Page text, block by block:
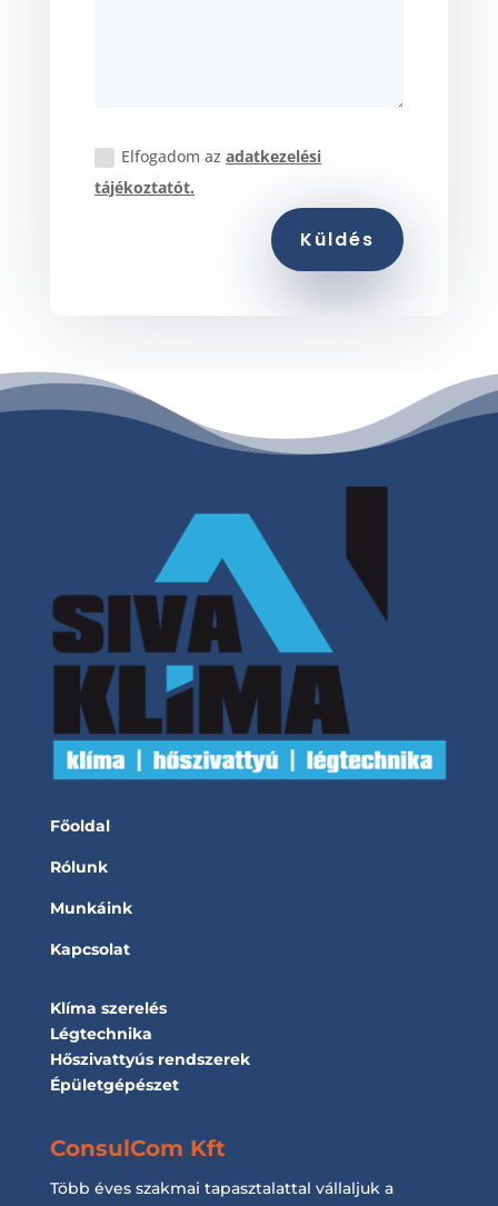
Elfogadom azadatkezelési
tájékoztatót.
Küldés
Főoldal
Rólunk
Munkáink
Kapcsolat
Klíma szerelés
Légtechnika
Hőszivattyús rendszerek
Épületgépészet
ConsulCom Kft
Több éves szakmai tapasztalattal vállaljuk a